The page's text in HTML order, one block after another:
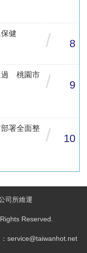
健
/ 8
過 桃園市
/ 9
署全面整
/ 10
司所維運
Reserved.
service@taiwanhot.net